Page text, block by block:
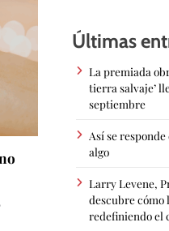
Últimas
La premiada
tierra salvaje’
septiembre
Así se
algo
Larry Levene,
descubre
redefiniendo el